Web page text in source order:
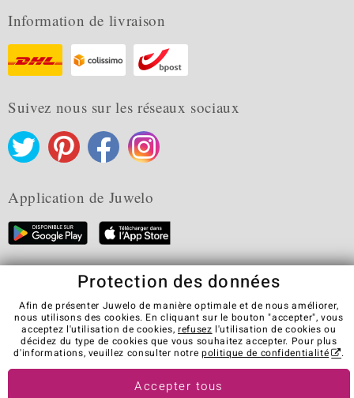
Information de livraison
Suivez nous sur les réseaux sociaux
Application de Juwelo
CGV Protection des données
Cookies
Visit our stores in other countries:
© Juwelo Deutschland GmbH (une société de elumeo SE)
Protection des données
Afin de présenter Juwelo de manière optimale et de nous améliorer,
nous utilisons des cookies. En cliquant sur le bouton "accepter", vous
acceptez l'utilisation de cookies, refusez l'utilisation de cookies ou
décidez du type de cookies que vous souhaitez accepter. Pour plus
d'informations, veuillez consulter notrepolitique de confidentialité .
Accepter tous